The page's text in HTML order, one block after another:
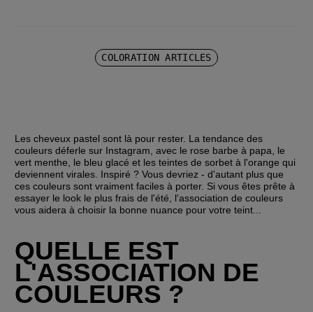
COLORATION ARTICLES
Les cheveux pastel sont là pour rester. La tendance des
couleurs déferle sur Instagram, avec le rose barbe à papa, le
vert menthe, le bleu glacé et les teintes de sorbet à l'orange qui
deviennent virales. Inspiré ? Vous devriez - d'autant plus que
ces couleurs sont vraiment faciles à porter. Si vous êtes prête à
essayer le look le plus frais de l'été, l'association de couleurs
vous aidera à choisir la bonne nuance pour votre teint...
QUELLE EST
L'ASSOCIATION DE
COULEURS ?